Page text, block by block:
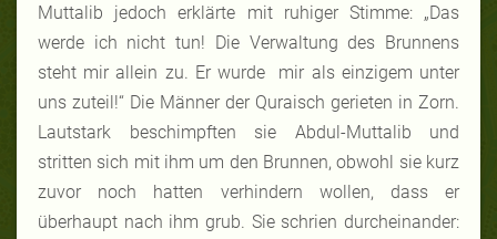
Muttalib jedoch erklärte mit ruhiger Stimme: „Das
werde ich nicht tun! Die Verwaltung des Brunnens
steht mir allein zu. Er wurde mir als einzigem unter
uns zuteil!“ Die Männer der Quraisch gerieten in Zorn.
Lautstark beschimpften sie Abdul-Muttalib und
stritten sich mit ihm um den Brunnen, obwohl sie kurz
zuvor noch hatten verhindern wollen, dass er
überhaupt nach ihm grub. Sie schrien durcheinander: